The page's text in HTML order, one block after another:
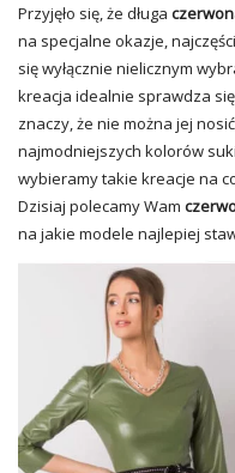
Przyjęło się, że długa
na specjalne okazje,
się wyłącznie nielicznym
kreacja idealnie sprawdza
znaczy, że nie można jej
najmodniejszych kolorów
wybieramy takie kreacje na
Dzisiaj polecamy Wam
na jakie modele najlepiej